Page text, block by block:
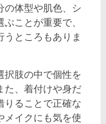
の体型や肌色、シ
ことが重要で、
ところもありま
択肢の中で個性を
た、着付けや身だ
りることで正確な
メイクにも気を使